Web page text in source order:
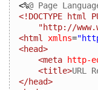
<%@ Page
<!DOCTYPE
"http://
<html
xmlns=
<head>
<meta
http-
<title>URL
</head>